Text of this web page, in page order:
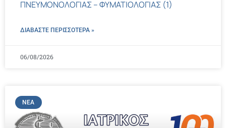
ΠΝΕΥΜΟΝΟΛΟΓΙΑΣ – ΦΥΜΑΤΙΟΛΟΓΙΑΣ (1)
ΔΙΑΒΑΣΤΕ ΠΕΡΙΣΣΌΤΕΡΑ »
06/08/2026
ΝΈΑ